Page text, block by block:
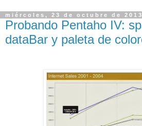
miércoles, 23 de octubre de 2013
Probando Pentaho IV:
dataBar y paleta de